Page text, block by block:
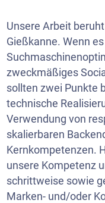
Unsere Arbeit
Gießkanne. Wenn
zweckmäßiges
sollten zwei Punkte
technische
Verwendung von
skalierbaren
Kernkompetenzen.
unsere Kompetenz
schrittweise sowie
Marken- und/oder